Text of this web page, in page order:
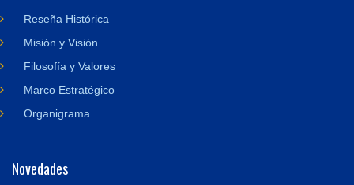
Reseña Histórica
Misión y Visión
Filosofía y Valores
Marco Estratégico
Organigrama
Novedades